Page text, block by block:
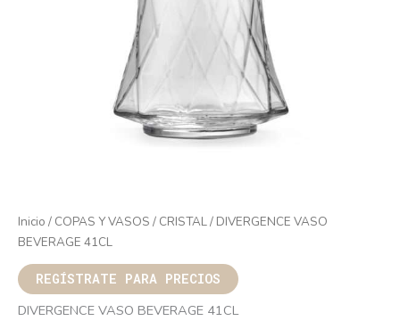
Inicio / COPAS Y VASOS / CRISTAL/ DIVERGENCE VASO
BEVERAGE 41CL
REGÍSTRATE PARA PRECIOS
DIVERGENCE VASO BEVERAGE 41CL